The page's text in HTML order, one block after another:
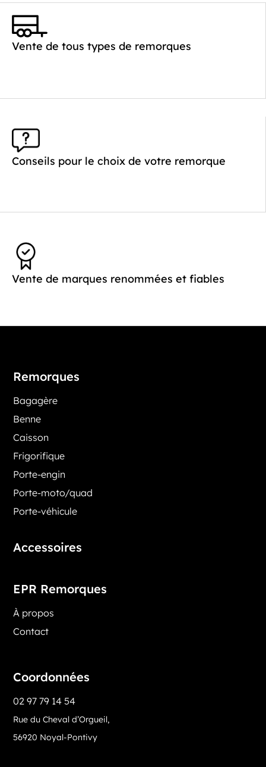
Vente de tous types de remorques
Conseils pour le choix de votre remorque
Vente de marques renommées et fiables
Remorques
Bagagère
Benne
Caisson
Frigorifique
Porte-engin
Porte-moto/quad
Porte-véhicule
Accessoires
EPR Remorques
À propos
Contact
Coordonnées
02 97 79 14 54
Rue du Cheval d’Orgueil,
56920 Noyal-Pontivy